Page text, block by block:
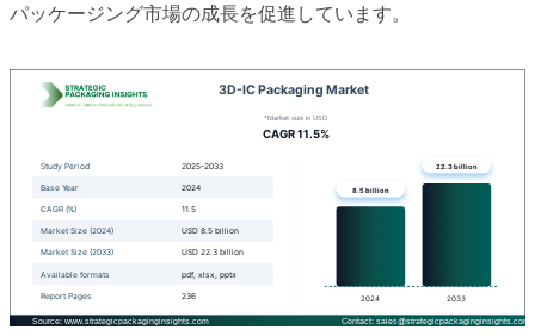
パッケージング市場の成長を促進しています。